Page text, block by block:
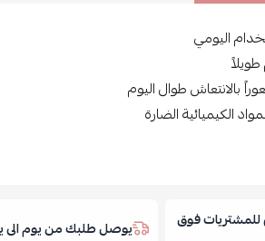
اليومي
بالانتعاش طوال اليوم
الكيميائية الضارة
فوق يوصل طلبك من يوم الى